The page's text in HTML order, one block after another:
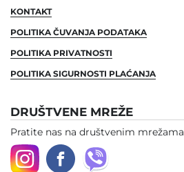
KONTAKT
POLITIKA ČUVANJA PODATAKA
POLITIKA PRIVATNOSTI
POLITIKA SIGURNOSTI PLAĆANJA
DRUŠTVENE MREŽE
Pratite nas na društvenim mrežama